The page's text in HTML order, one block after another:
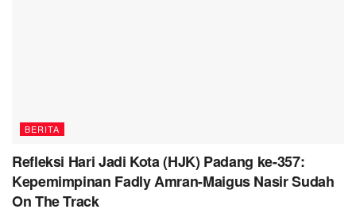
BERITA
Refleksi Hari Jadi Kota (HJK) Padang ke-357:
Kepemimpinan Fadly Amran-Maigus Nasir Sudah
On The Track